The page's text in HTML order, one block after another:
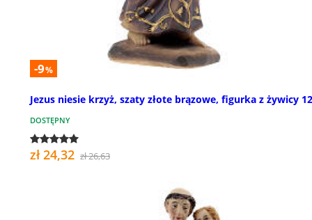
-9%
Jezus niesie krzyż, szaty złote brązowe, figurka z żywicy
DOSTĘPNY
zł 24,32 zł 26,63